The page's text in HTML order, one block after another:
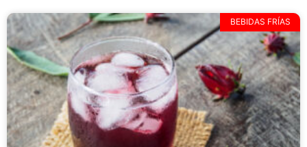
BEBIDAS FRÍAS